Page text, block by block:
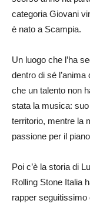
categoria Giovani
è nato a Scampia.
Un luogo che l’ha
dentro di sé
che un talento non
stata la musica:
territorio, mentre la
passione per il
Poi c’è la storia di
Rolling Stone Italia
rapper